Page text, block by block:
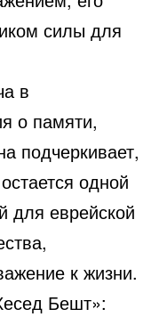
силы для
в
о памяти,
подчеркивает,
одной
для еврейской
к жизни.
Бешт»: